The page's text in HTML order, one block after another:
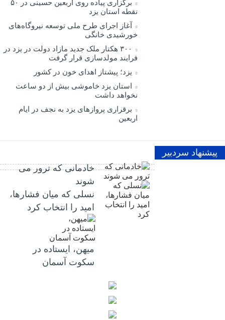
برگزاری پیاده روی اربعین حسینی در ۵۰
نقطه استان یزد
آغاز اجرای طرح ملی توسعه نیروگاه‌های
خورشیدی خانگی
۳۰۰ هکتار ملک جدید مازاد دولت در یزد در
فرایند مولدسازی قرار گرفت
یزد؛ پیشتاز اهدای خون در کشور
استان یزد خاموشی بیش از دو ساعت
نخواهد داشت
برقراری پرواز‌های یزد به نجف در ایام
اربعین
پیشنهاد سردبیر
خادمانی که ترور می
شوند
نسلی که میان فشارها،
امید را انتخاب کرد
میهن، ایستاده در
سکوت آسمان